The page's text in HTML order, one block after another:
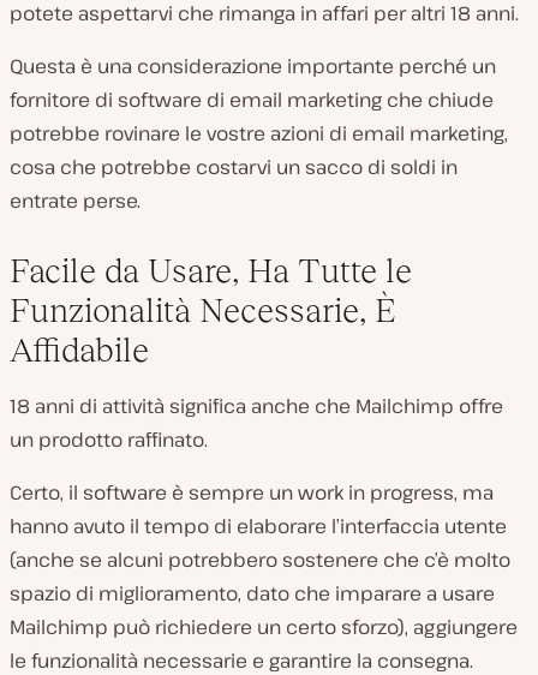
potete aspettarvi che rimanga in affari per altri 18 anni.
Questa è una considerazione importante perché un
fornitore di software di email marketing che chiude
potrebbe rovinare le vostre azioni di email marketing,
cosa che potrebbe costarvi un sacco di soldi in
entrate perse.
Facile da Usare, Ha Tutte le
Funzionalità Necessarie, È
Affidabile
18 anni di attività significa anche che Mailchimp offre
un prodotto raffinato.
Certo, il software è sempre un work in progress, ma
hanno avuto il tempo di elaborare l’interfaccia utente
(anche se alcuni potrebbero sostenere che c’è molto
spazio di miglioramento, dato che imparare a usare
Mailchimp può richiedere un certo sforzo), aggiungere
le funzionalità necessarie e garantire la consegna.